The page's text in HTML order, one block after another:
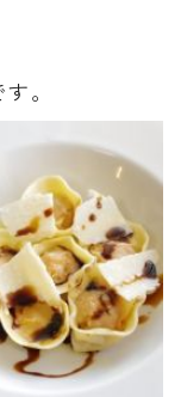
。